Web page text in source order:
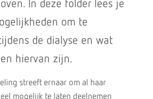
In deze folder lees je
om te
de dialyse en wat
hiervan zijn.
streeft ernaar om al haar
mogelijk te laten deelnemen